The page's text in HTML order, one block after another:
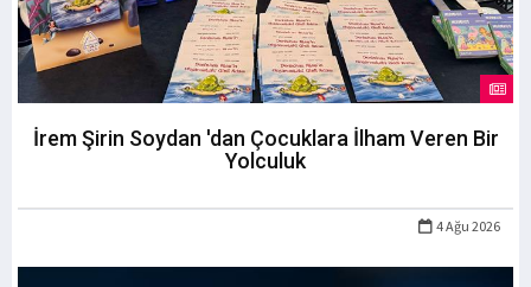
İrem Şirin Soydan 'dan Çocuklara İlham Veren Bir
Yolculuk
4 Ağu 2026